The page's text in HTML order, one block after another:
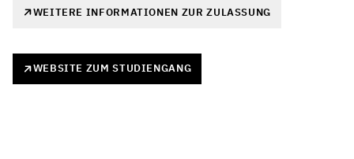
WEITERE INFORMATIONEN ZUR ZULASSUNG
WEBSITE ZUM STUDIENGANG